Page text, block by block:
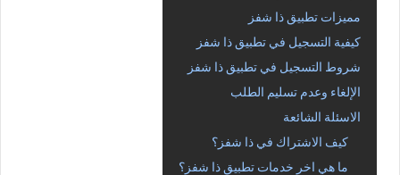
مميزات تطبيق ذا شفز
كيفية التسجيل في تطبيق ذا شفز
شروط التسجيل في تطبيق ذا شفز
الإلغاء وعدم تسليم الطلب
الاسئلة الشائعة
كيف الاشتراك في ذا شفز؟
ما هي اخر خدمات تطبيق ذا شفز؟